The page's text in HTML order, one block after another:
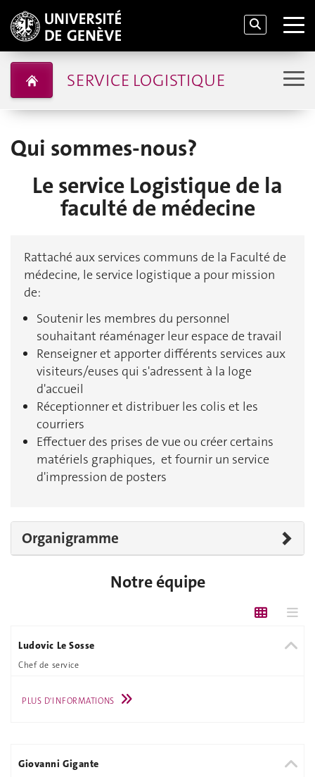
SERVICE LOGISTIQUE
Qui sommes-nous?
Le service Logistique de la
faculté de médecine
Rattaché aux services communs de la Faculté de
médecine, le service logistique a pour mission
de:
Soutenir les membres du personnel
souhaitant réaménager leur espace de travail
Renseigner et apporter différents services aux
visiteurs/euses qui s'adressent à la loge
d'accueil
Réceptionner et distribuer les colis et les
courriers
Effectuer des prises de vue ou créer certains
matériels graphiques, et fournir un service
d'impression de posters
Organigramme
Notre équipe
Ludovic Le Sosse
Chef de service
PLUS D'INFORMATIONS
Giovanni Gigante